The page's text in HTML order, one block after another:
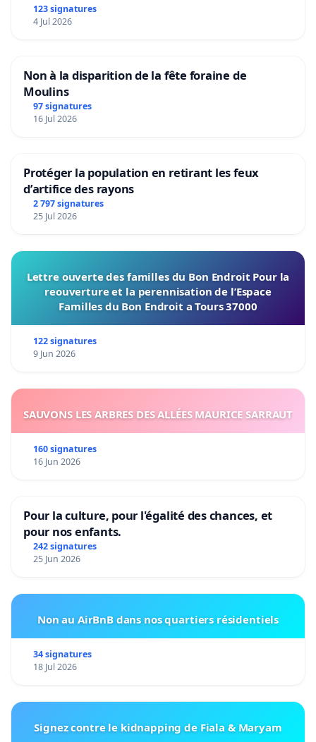
123 signatures
4 Jul 2026
Non à la disparition de la fête foraine de
Moulins
97 signatures
16 Jul 2026
Protéger la population en retirant les feux
d’artifice des rayons
2 797 signatures
25 Jul 2026
Lettre ouverte des familles du Bon Endroit Pour la
reouverture et la perennisation de l’Espace
Familles du Bon Endroit a Tours 37000
122 signatures
9 Jun 2026
SAUVONS LES ARBRES DES ALLÉES MAURICE SARRAUT
160 signatures
16 Jun 2026
Pour la culture, pour l'égalité des chances, et
pour nos enfants.
242 signatures
25 Jun 2026
Non au AirBnB dans nos quartiers résidentiels
34 signatures
18 Jul 2026
Signez contre le kidnapping de Fiala & Maryam